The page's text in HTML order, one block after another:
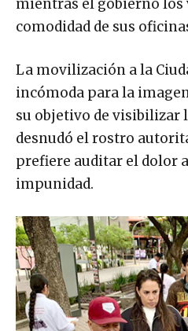
mientras el gobierno los
comodidad de sus
La movilización a la
incómoda para la
su objetivo de visibilizar
desnudó el rostro
prefiere auditar el dolor
impunidad.